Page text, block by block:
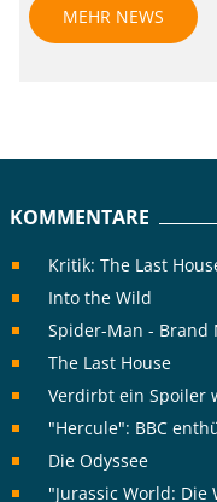
MEHR NEWS
KOMMENTARE
Kritik: The Last
Into the Wild
Spider-Man - Brand
The Last House
Verdirbt ein Spoiler
"Hercule": BBC
Die Odyssee
"Jurassic World: